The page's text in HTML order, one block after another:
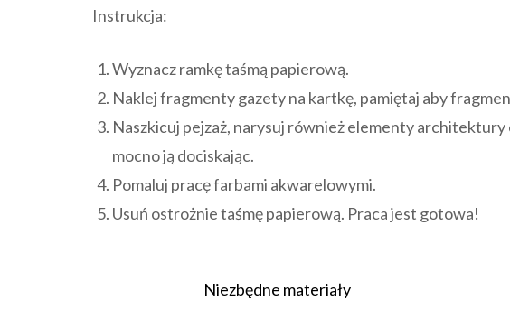
Instrukcja:
Wyznacz ramkę taśmą papierową.
Naklej fragmenty gazety na kartkę, pamiętaj aby
Naszkicuj pejzaż, narysuj również elementy architektury
mocno ją dociskając.
Pomaluj pracę farbami akwarelowymi.
Usuń ostrożnie taśmę papierową. Praca jest gotowa!
Niezbędne materiały